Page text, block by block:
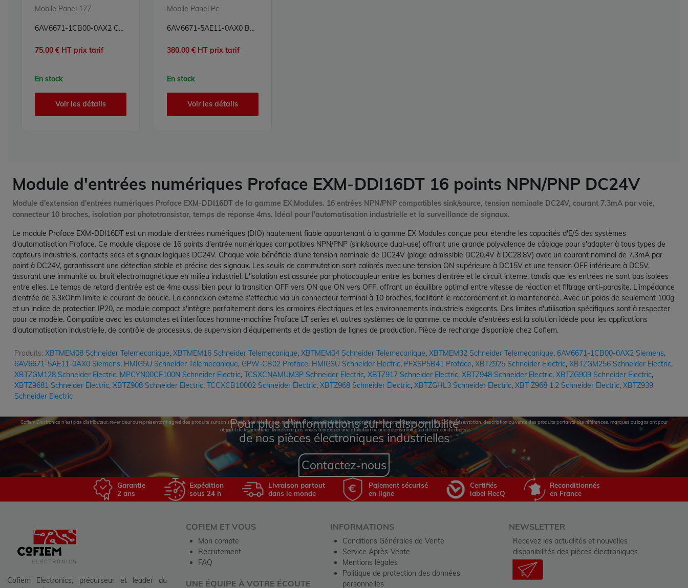
Mobile Panel 177
6AV6671-1CB00-0AX2 Carte mémoire 128 MB Simatic HMI Siemens
75.00 € HT prix tarif
En stock
Voir les détails
Mobile Panel Pc
6AV6671-5AE11-0AX0 Boîtier de connexion PN Plus Simatic HMI Siemens
380.00 € HT prix tarif
En stock
Voir les détails
Module d'entrées numériques Proface EXM-DDI16DT 16 points NPN/PNP DC24V
Module d'extension d'entrées numériques Proface EXM-DDI16DT de la gamme EX Modules. 16 entrées NPN/PNP compatibles sink/source, tension nominale DC24V, courant 7.3mA par voie,
connecteur 10 broches, isolation par phototransistor, temps de réponse 4ms. Idéal pour l'automatisation industrielle et la surveillance de signaux.
Le module Proface EXM-DDI16DT est un module d'entrées numériques (DIO) hautement fiable appartenant à la gamme EX Modules conçue pour étendre les capacités d'E/S des systèmes
d'automatisation Proface. Ce module dispose de 16 points d'entrée numériques compatibles NPN/PNP (sink/source dual-use) offrant une grande polyvalence de câblage pour s'adapter à tous types de
capteurs industriels, contacts secs et signaux logiques DC24V. Chaque voie bénéficie d'une tension nominale de DC24V (plage admissible DC20.4V à DC28.8V) avec un courant nominal de 7.3mA par
point à DC24V, garantissant une détection stable et précise des signaux. Les seuils de commutation sont calibrés avec une tension ON supérieure à DC15V et une tension OFF inférieure à DC5V,
assurant une immunité au bruit électromagnétique en milieu industriel. L'isolation est assurée par photocoupleur entre les bornes d'entrée et le circuit interne, tandis que les entrées ne sont pas isolées
entre elles. Le temps de retard d'entrée est de 4ms aussi bien pour la transition OFF vers ON que ON vers OFF, offrant un équilibre optimal entre vitesse de réaction et filtrage anti-parasite. L'impédance
d'entrée de 3.3kOhm limite le courant de boucle. La connexion externe s'effectue via un connecteur terminal à 10 broches, facilitant le raccordement et la maintenance. Avec un poids de seulement 100g
et un indice de protection IP20, ce module compact s'intègre parfaitement dans les armoires électriques et les environnements industriels exigeants. Des limites d'utilisation spécifiques sont à respecter
pour ce modèle. Compatible avec les automates et interfaces homme-machine Proface LT series et autres systèmes de la gamme, ce module d'entrées est la solution idéale pour les applications
d'automatisation industrielle, de contrôle de processus, de supervision d'équipements et de gestion de lignes de production. Pièce de rechange disponible chez Cofiem.
Produits: XBTMEM08 Schneider Telemecanique, XBTMEM16 Schneider Telemecanique, XBTMEM04 Schneider Telemecanique, XBTMEM32 Schneider Telemecanique, 6AV6671-1CB00-0AX2 Siemens,
6AV6671-5AE11-0AX0 Siemens, HMIG5U Schneider Telemecanique, GPW-CB02 Proface, HMIG3U Schneider Electric, PFXSP5B41 Proface, XBTZ925 Schneider Electric, XBTZGM256 Schneider Electric,
XBTZGM128 Schneider Electric, MPCYN00CF100N Schneider Electric, TCSXCNAMUM3P Schneider Electric, XBTZ917 Schneider Electric, XBTZ948 Schneider Electric, XBTZG909 Schneider Electric,
XBTZ9681 Schneider Electric, XBTZ908 Schneider Electric, TCCXCB10002 Schneider Electric, XBTZ968 Schneider Electric, XBTZGHL3 Schneider Electric, XBT Z968 1.2 Schneider Electric, XBTZ939
Schneider Electric
Cofiem Electronics n'est pas distributeur, revendeur ou représentant agréé des produits sur son site web. Les références, marques et logos utilisés sont la propriété de leurs propriétaires respectifs. La représentation, description ou vente des produits portants ces références, marques ou logos ont pour
objectif de les identifier. Ils ne sont pas voués à indiquer une affiliation ou une autorisation d'un détenteur de droits.
Pour plus d'informations sur la disponibilité
de nos pièces électroniques industrielles
Contactez-nous
Garantie
2 ans
Expédition
sous 24 h
Livraison partout
dans le monde
Paiement sécurisé
en ligne
Certifiés
label RecQ
Reconditionnés
en France
Cofiem Electronics, précurseur et leader du
COFIEM ET VOUS
Mon compte
Recrutement
FAQ
UNE ÉQUIPE À VOTRE ÉCOUTE
INFORMATIONS
Conditions Générales de Vente
Service Après-Vente
Mentions légales
Politique de protection des données
personnelles
NEWSLETTER
Recevez les actualités et nouvelles
disponibilités des pièces électroniques